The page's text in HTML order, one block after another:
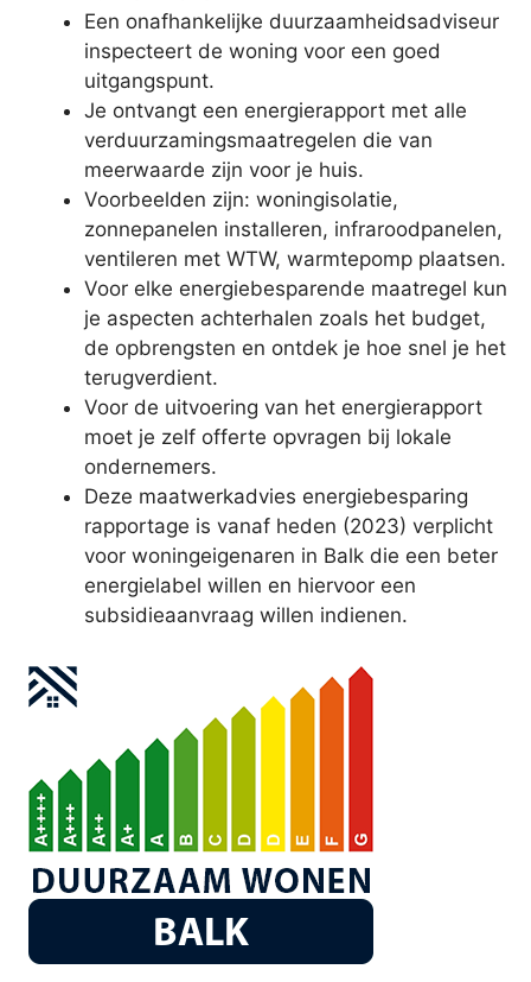
Een onafhankelijke duurzaamheidsadviseur
inspecteert de woning voor een goed
uitgangspunt.
Je ontvangt een energierapport met alle
verduurzamingsmaatregelen die van
meerwaarde zijn voor je huis.
Voorbeelden zijn: woningisolatie,
zonnepanelen installeren, infraroodpanelen,
ventileren met WTW, warmtepomp plaatsen.
Voor elke energiebesparende maatregel kun
je aspecten achterhalen zoals het budget,
de opbrengsten en ontdek je hoe snel je het
terugverdient.
Voor de uitvoering van het energierapport
moet je zelf offerte opvragen bij lokale
ondernemers.
Deze maatwerkadvies energiebesparing
rapportage is vanaf heden (2023) verplicht
voor woningeigenaren in Balk die een beter
energielabel willen en hiervoor een
subsidieaanvraag willen indienen.